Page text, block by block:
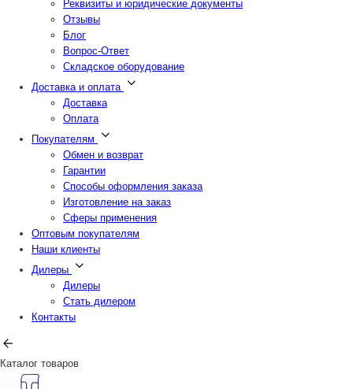
Реквизиты и юридические документы
Отзывы
Блог
Вопрос-Ответ
Складское оборудование
Доставка и оплата
Доставка
Оплата
Покупателям
Обмен и возврат
Гарантии
Способы оформления заказа
Изготовление на заказ
Сферы применения
Оптовым покупателям
Наши клиенты
Дилеры
Дилеры
Стать дилером
Контакты
Каталог товаров